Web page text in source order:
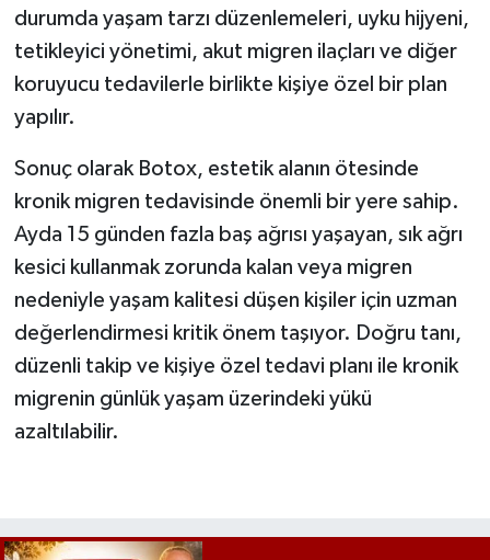
durumda yaşam tarzı düzenlemeleri, uyku hijyeni,
tetikleyici yönetimi, akut migren ilaçları ve diğer
koruyucu tedavilerle birlikte kişiye özel bir plan
yapılır.
Sonuç olarak Botox, estetik alanın ötesinde
kronik migren tedavisinde önemli bir yere sahip.
Ayda 15 günden fazla baş ağrısı yaşayan, sık ağrı
kesici kullanmak zorunda kalan veya migren
nedeniyle yaşam kalitesi düşen kişiler için uzman
değerlendirmesi kritik önem taşıyor. Doğru tanı,
düzenli takip ve kişiye özel tedavi planı ile kronik
migrenin günlük yaşam üzerindeki yükü
azaltılabilir.